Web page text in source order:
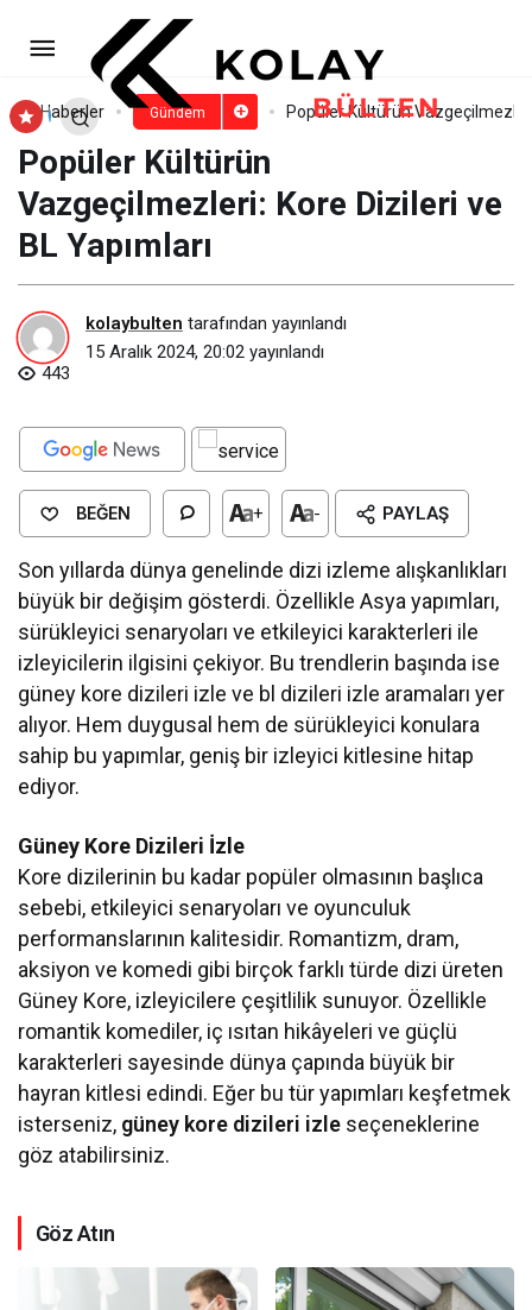
Haberler Gündem Popüler Kültürün
Popüler Kültürün
Vazgeçilmezleri: Kore Dizileri ve
BL Yapımları
kolaybulten tarafından yayınlandı
15 Aralık 2024, 20:02 yayınlandı
443
BEĞEN + - PAYLAŞ
Son yıllarda dünya genelinde dizi izleme alışkanlıkları
büyük bir değişim gösterdi. Özellikle Asya yapımları,
sürükleyici senaryoları ve etkileyici karakterleri ile
izleyicilerin ilgisini çekiyor. Bu trendlerin başında ise
güney kore dizileri izle ve bl dizileri izle aramaları yer
alıyor. Hem duygusal hem de sürükleyici konulara
sahip bu yapımlar, geniş bir izleyici kitlesine hitap
ediyor.
Güney Kore Dizileri İzle
Kore dizilerinin bu kadar popüler olmasının başlıca
sebebi, etkileyici senaryoları ve oyunculuk
performanslarının kalitesidir. Romantizm, dram,
aksiyon ve komedi gibi birçok farklı türde dizi üreten
Güney Kore, izleyicilere çeşitlilik sunuyor. Özellikle
romantik komediler, iç ısıtan hikâyeleri ve güçlü
karakterleri sayesinde dünya çapında büyük bir
hayran kitlesi edindi. Eğer bu tür yapımları keşfetmek
isterseniz, güney kore dizileri izle seçeneklerine
göz atabilirsiniz.
Göz Atın
Bulgaristan’da Esma Er fırtınası
esti Yorum Yap Paylaş